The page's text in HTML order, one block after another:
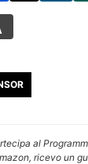
al
ricevo un